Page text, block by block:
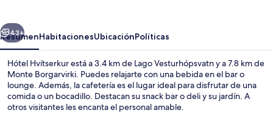
Siguiente
43+
ResumenHabitacionesUbicaciónPolíticas
Hótel Hvítserkur está a 3.4 km de Lago Vesturhópsvatn y a 7.8 km de
Monte Borgarvirki. Puedes relajarte con una bebida en el bar o
lounge. Además, la cafetería es el lugar ideal para disfrutar de una
comida o un bocadillo. Destacan su snack bar o deli y su jardín. A
otros visitantes les encanta el personal amable.